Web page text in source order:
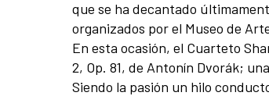
que se ha decantado
organizados por el Museo de
En esta ocasión, el Cuarteto
2, Op. 81, de Antonín Dvorák;
Siendo la pasión un hilo